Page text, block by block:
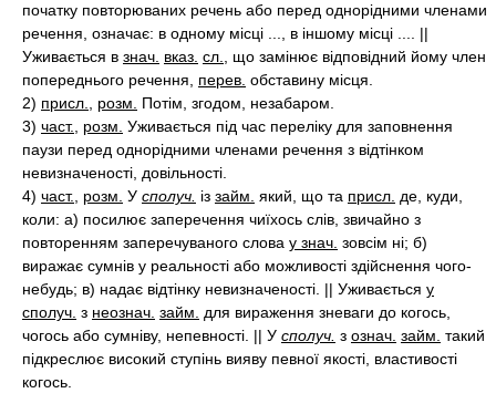
початку повторюваних речень або перед однорідними членами
речення, означає: в одному місці ..., в іншому місці .... ||
Уживається в знач. вказ. сл.
, що замінює відповідний йому член
попереднього речення, перев. обставину місця.
2) присл. розм.
Потім, згодом, незабаром.
3) част. розм. Уживається під час переліку для заповнення
паузи перед однорідними членами речення з відтінком
невизначеності, довільності.
4) част. розм. У сполуч. із займ. який, що та присл. де, куди,
коли: а) посилює заперечення чиїхось слів, звичайно з
повторенням заперечуваного слова у знач. зовсім ні; б)
виражає сумнів у реальності або можливості здійснення чого-
небудь; в) надає відтінку невизначеності. || Уживається у
сполуч. з неознач. займ.
для вираження зневаги до когось,
чогось або сумніву, непевності. || У сполуч. з означ. займ. такий
підкреслює високий ступінь вияву певної якості, властивості
когось.